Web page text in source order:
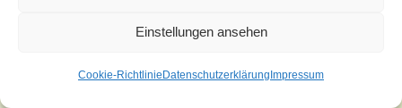
Einstellungen ansehen
Cookie-RichtlinieDatenschutzerklärungImpressum
Zunächst einmal, Herr Poppe, muss ich Sie
Sie eine Straftat begehen wollen und ich Sie